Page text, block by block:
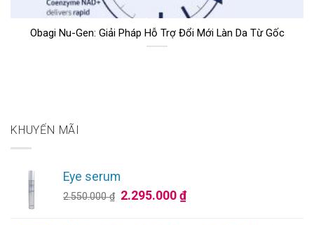
Obagi Nu-Gen: Giải Pháp Hỗ Trợ Đổi Mới Làn Da Từ Gốc
KHUYẾN MÃI
Eye serum
2.550.000₫ Giá
2.295.000₫Giá